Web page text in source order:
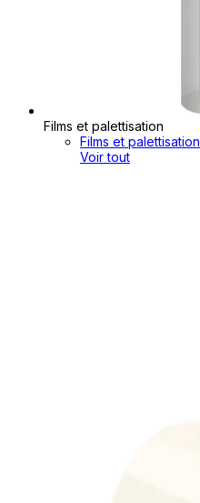
Films et palettisation
Films et palettisation
Voir tout